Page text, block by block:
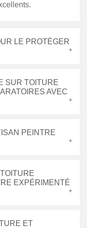
LE PROTÉGER
SUR TOITURE
AVEC
PEINTRE
EXPÉRIMENTÉ
ET